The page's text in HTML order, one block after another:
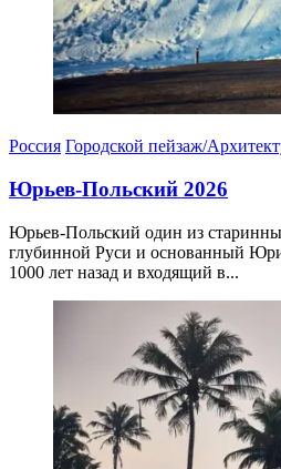
Россия Городской пейзаж/
Юрьев-Польский 2026
Юрьев-Польский один из
глубинной Руси и основанный
1000 лет назад и входящий в...